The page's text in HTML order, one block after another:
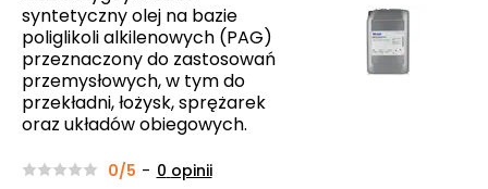
syntetyczny olej na bazie
poliglikoli alkilenowych (PAG)
przeznaczony do zastosowań
przemysłowych, w tym do
przekładni, łożysk, sprężarek
oraz układów obiegowych.
0/5 - 0 opinii